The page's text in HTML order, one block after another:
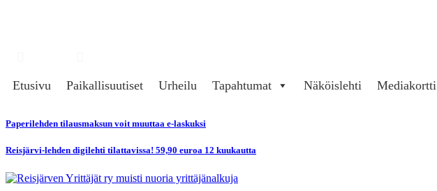
Etusivu
Paikallisuutiset Urheilu Tapahtumat Näköislehti Mediakortti
Paperilehden tilausmaksun voit muuttaa e-laskuksi
Reisjärvi-lehden digilehti tilattavissa! 59,90 euroa 12 kuukautta